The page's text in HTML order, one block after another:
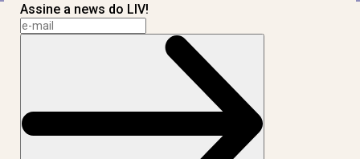
Assine a news do LIV!